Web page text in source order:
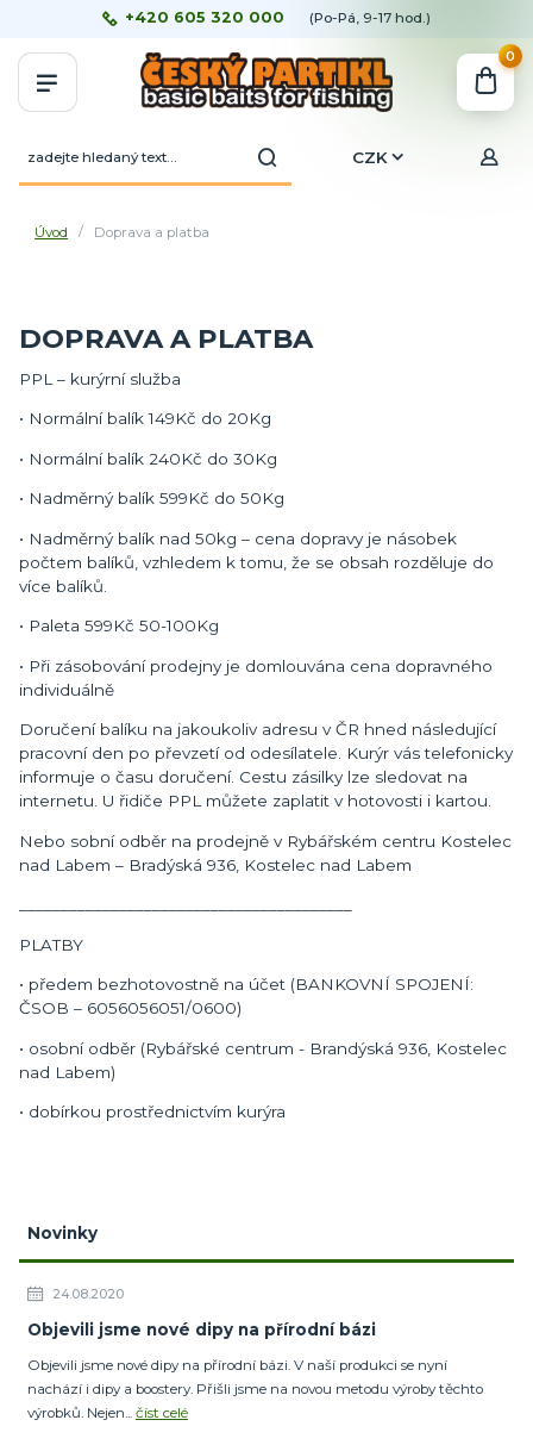
CZK
+420 605 320 000 (Po-Pá, 9-17 hod.)
0
Úvod Doprava a platba
Novinky
24.08.2020
Objevili jsme nové dipy na přírodní bázi
Objevili jsme nové dipy na přírodní bázi. V naší produkci se nyní
nachází i dipy a boostery. Přišli jsme na novou metodu výroby těchto
výrobků. Nejen... číst celé
DOPRAVA A PLATBA
PPL – kurýrní služba
• Normální balík 149Kč do 20Kg
• Normální balík 240Kč do 30Kg
• Nadměrný balík 599Kč do 50Kg
• Nadměrný balík nad 50kg – cena dopravy je násobek
počtem balíků, vzhledem k tomu, že se obsah rozděluje do
více balíků.
• Paleta 599Kč 50-100Kg
• Při zásobování prodejny je domlouvána cena dopravného
individuálně
Doručení balíku na jakoukoliv adresu v ČR hned následující
pracovní den po převzetí od odesílatele. Kurýr vás telefonicky
informuje o času doručení. Cestu zásilky lze sledovat na
internetu. U řidiče PPL můžete zaplatit v hotovosti i kartou.
Nebo sobní odběr na prodejně v Rybářském centru Kostelec
nad Labem – Bradýská 936, Kostelec nad Labem
PLATBY
• předem bezhotovostně na účet (BANKOVNÍ SPOJENÍ:
ČSOB – 6056056051/0600)
• osobní odběr (Rybářské centrum - Brandýská 936, Kostelec
nad Labem)
• dobírkou prostřednictvím kurýra